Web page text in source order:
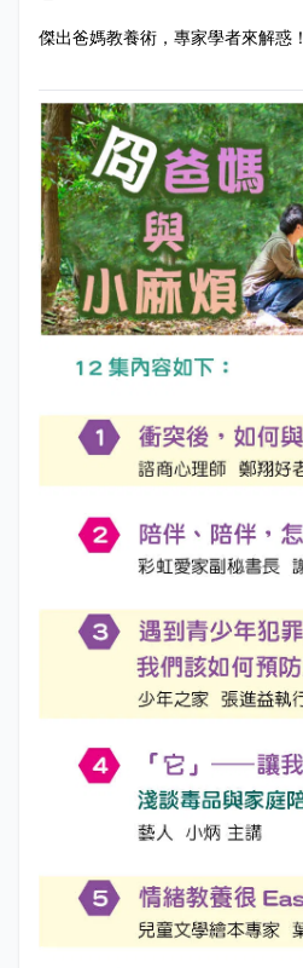
傑出爸媽教養術，專家學者來解惑！